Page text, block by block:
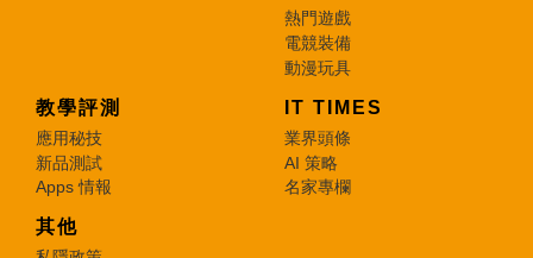
熱門遊戲
電競裝備
動漫玩具
教學評測
應用秘技
新品測試
Apps 情報
IT TIMES
業界頭條
AI 策略
名家專欄
其他